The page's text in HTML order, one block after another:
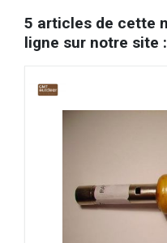
5 articles de cette
ligne sur notre site :